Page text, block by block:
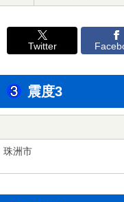
Twitter
震度3
珠洲市